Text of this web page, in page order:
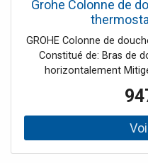
Grohe Colonne de
GROHE Colonne de
Constitué de: Bras de
horizontalement
Douche de tête
000) Avec rotule angle de
Sena (28 034) Réglable